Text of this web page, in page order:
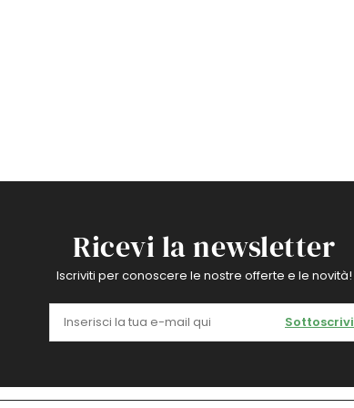
Ricevi la newsletter
Iscriviti per conoscere le nostre offerte e le novità!
Sottoscrivi